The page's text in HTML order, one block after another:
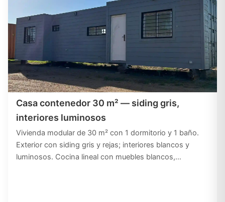
Casa contenedor 30 m² — siding gris,
interiores luminosos
Vivienda modular de 30 m² con 1 dormitorio y 1 baño.
Exterior con siding gris y rejas; interiores blancos y
luminosos. Cocina lineal con muebles blancos,…